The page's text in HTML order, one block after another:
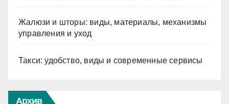
Жалюзи и шторы: виды, материалы, механизмы
управления и уход
Такси: удобство, виды и современные сервисы
Архив